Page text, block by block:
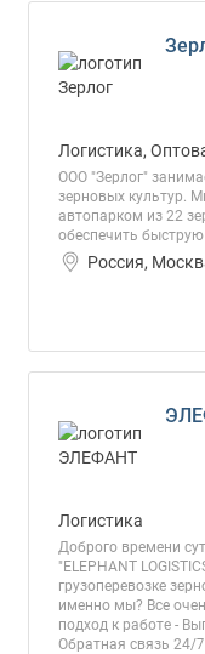
Логистика,
ООО "Зерлог"
зерновых культур.
автопарком из 22
обеспечить
Россия,
Логистика
Доброго времени
"ELEPHANT
грузоперевозке
именно мы? Все
подход к работе -
Обратная связь 24/